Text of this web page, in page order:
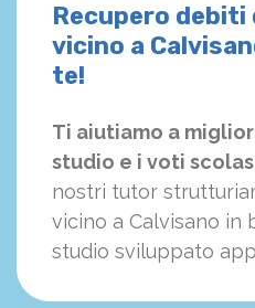
Recupero debiti
vicino a
te!
Ti aiutiamo a
studio e i voti
nostri tutor
vicino a Calvisano in
studio sviluppato